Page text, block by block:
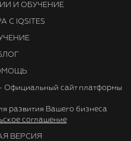
И ОБУЧЕНИЕ
С IQSITES
- Официальный сайт платформы
развития Вашего бизнеса
соглашение
ВЕРСИЯ